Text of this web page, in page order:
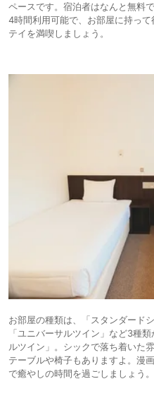
ペースです。宿泊者はなんと無料
4時間利用可能で、お部屋に持っ
テイを満喫しましょう。
お部屋の種類は、「スタンダード
「ユニバーサルツイン」など3種
ルツイン」。シックで落ち着いた
テーブルや椅子もありますよ。漫
で癒やしの時間を過ごしましょう。